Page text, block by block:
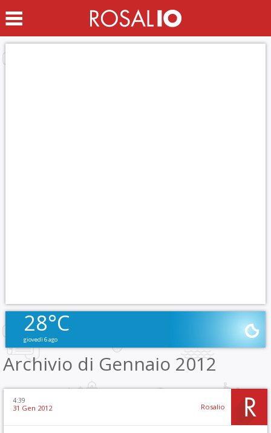
28°C
giovedì 6 ago
Archivio di Gennaio 2012
4:39
31 Gen 2012 Rosalio